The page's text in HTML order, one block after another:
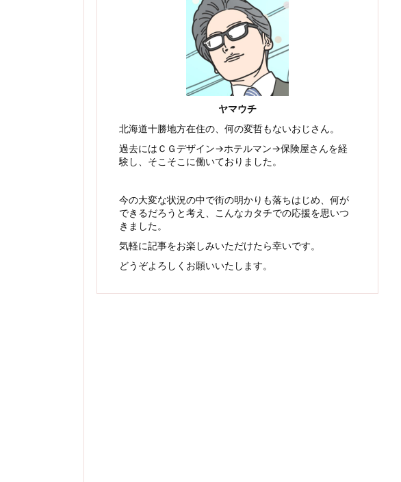
ヤマウチ
北海道十勝地方在住の、何の変哲もないおじさん。
過去にはＣＧデザイン→ホテルマン→保険屋さんを経
験し、そこそこに働いておりました。
今の大変な状況の中で街の明かりも落ちはじめ、何が
できるだろうと考え、こんなカタチでの応援を思いつ
きました。
気軽に記事をお楽しみいただけたら幸いです。
どうぞよろしくお願いいたします。